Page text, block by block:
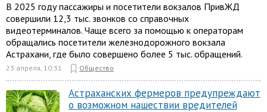
В 2025 году пассажиры и посетители вокзалов ПривЖД
совершили 12,3 тыс. звонков со справочных
видеотерминалов. Чаще всего за помощью к операторам
обращались посетители железнодорожного вокзала
Астрахани, где было совершено более 5 тыс. обращений.
23 апреля, 10:31 Общество
Астраханских фермеров предупреждают
о возможном нашествии вредителей